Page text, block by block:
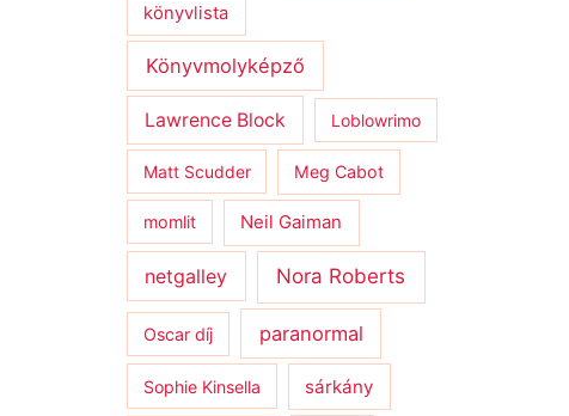
könyvlista
Könyvmolyképző
Lawrence Block Loblowrimo
Matt Scudder Meg Cabot
momlit Neil Gaiman
netgalley Nora Roberts
Oscar díj paranormal
Sophie Kinsella sárkány